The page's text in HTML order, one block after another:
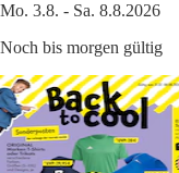
Mo. 3.8. - Sa. 8.8.2026
Noch bis morgen gültig